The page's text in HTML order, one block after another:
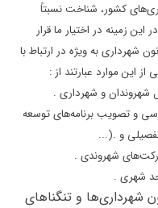
کشور، شناخت نسبتاً
این زمینه در اختیار ما قرار
شهرداری بهویژه در ارتباط با
موارد عبارتند از :
شهروندان و شهرداری .
و تصویب برنامه‌های توسعه
و ...).
شهروندی .
شهری .
و تنگناهای